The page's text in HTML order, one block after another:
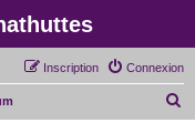
Connexion
Inscription